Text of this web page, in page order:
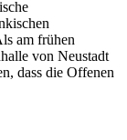
am frühen
von Neustadt
dass die Offenen